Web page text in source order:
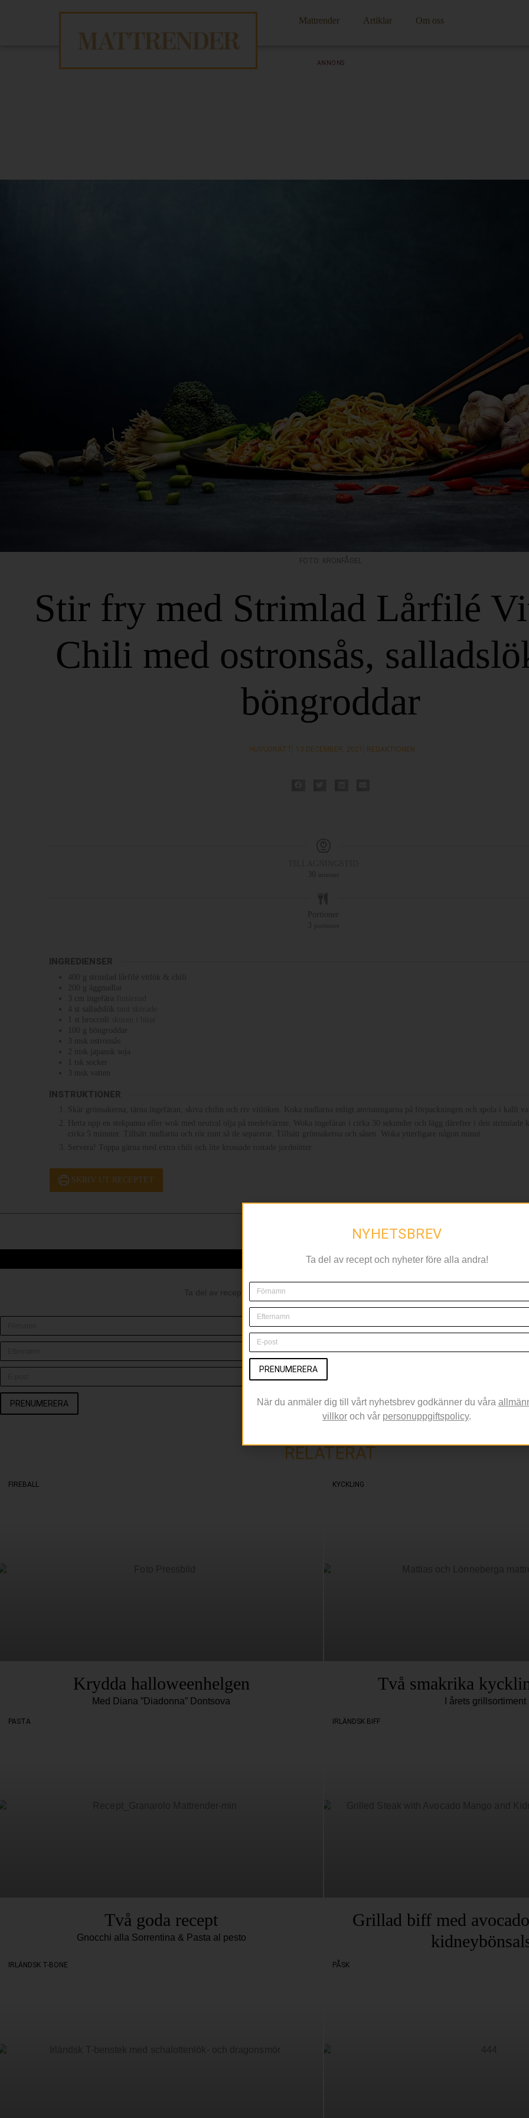
Mattrender Artiklar Om oss
ANNONS
FOTO: KRONFÅGEL
Stir fry med Strimlad Lårfilé
Chili med ostronsås,
böngroddar
HUVUDRÄTT 13 DECEMBER, 2021 REDAKTIONEN
Portioner
INGREDIENSER
400 g
strimlad lårfilé vitlök & chili
200 g
äggnudlar
3
cm ingefära
4
st salladslök
st broccoli
100 g
böngroddar
3
msk
ostronsås
2
msk
japansk soja
tsk
socker
3
msk vatten
INSTRUKTIONER
Skär grönsakerna, tärna ingefäran, skiva chilin och riv vitlöken. Koka nudlarna enligt anvisningarna på förpackningen och spola i kallt
Hetta upp en stekpanna eller wok med neutral olja på medelvärme. Woka ingefäran i cirka 30 sekunder och lägg därefter i den strimlade
cirka 5 minuter. Tillsätt nudlarna och rör runt så de separerar. Tillsätt grönsakerna och såsen. Woka ytterligare någon minut.
Servera! Toppa gärna med extra chili och lite krossade rostade jordnötter.
SKRIV UT RECEPTET
NYHETSBREV
Ta del av recept och nyheter före alla andra, anmäl dig till nyhetsbrevet nedan!
PRENUMERERA
RELATERAT
FIREBALL
Krydda halloweenhelgen
Med Diana ”Diadonna” Dontsova
KYCKLING
Två smakrika
I årets grillsortiment
PASTA
Två goda recept
Gnocchi alla Sorrentina & Pasta al pesto
IRLÄNDSK BIFF
Grillad biff med
IRLÄNDSK T-BONE PÅSK
NYHETSBREV
Ta del av recept och nyheter före alla andra!
PRENUMERERA
När du anmäler dig till vårt nyhetsbrev godkänner du våra
villkor och vår personuppgiftspolicy.